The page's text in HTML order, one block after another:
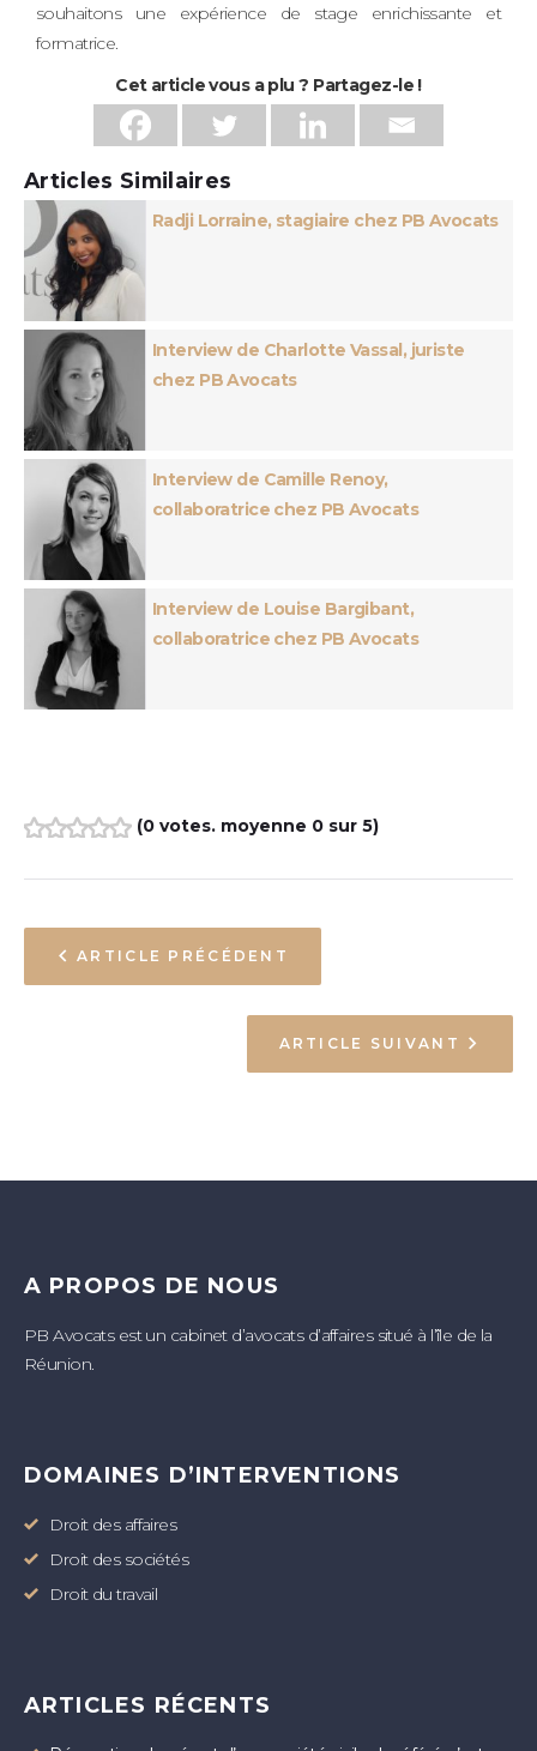
souhaitons une expérience de stage enrichissante et
formatrice.
Cet article vous a plu ? Partagez-le !
Articles Similaires
Radji Lorraine, stagiaire chez PB Avocats
Interview de Charlotte Vassal, juriste
chez PB Avocats
Interview de Camille Renoy,
collaboratrice chez PB Avocats
Interview de Louise Bargibant,
collaboratrice chez PB Avocats
(0 votes. moyenne 0sur 5)
ARTICLE PRÉCÉDENT
ARTICLE SUIVANT
A PROPOS DE NOUS
PB Avocats est un cabinet d’avocats d’affaires situé à l’île de la
Réunion.
DOMAINES D’INTERVENTIONS
Droit des affaires
Droit des sociétés
Droit du travail
ARTICLES RÉCENTS